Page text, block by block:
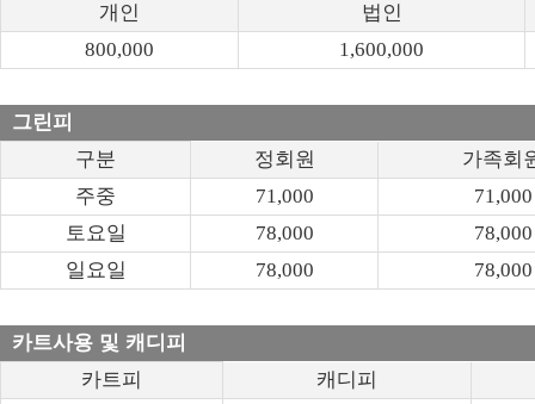
개인
법인
800,000
1,600,000
그린피
구분
정회원
가족회
주중
71,000
71,000
토요일
78,000
78,000
일요일
78,000 78,000
카트사용 및 캐디피
카트피
캐디피